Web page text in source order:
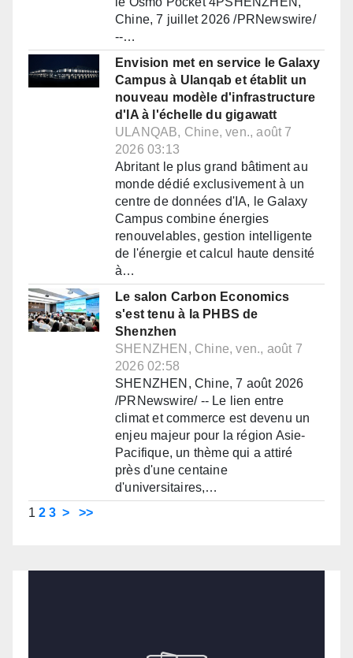
Chine, 7 juillet 2026 /PRNewswire/
--…
Envision met en service le Galaxy
Campus à Ulanqab et établit un
nouveau modèle d'infrastructure
d'IA à l'échelle du gigawatt
ULANQAB, Chine, ven., août 7
2026 03:13
Abritant le plus grand bâtiment au
monde dédié exclusivement à un
centre de données d'IA, le Galaxy
Campus combine énergies
renouvelables, gestion intelligente
de l'énergie et calcul haute densité
à…
Le salon Carbon Economics
s'est tenu à la PHBS de
Shenzhen
SHENZHEN, Chine, ven., août 7
2026 02:58
SHENZHEN, Chine, 7 août 2026
/PRNewswire/ -- Le lien entre
climat et commerce est devenu un
enjeu majeur pour la région Asie-
Pacifique, un thème qui a attiré
près d'une centaine
d'universitaires,…
1 2 3 > >>